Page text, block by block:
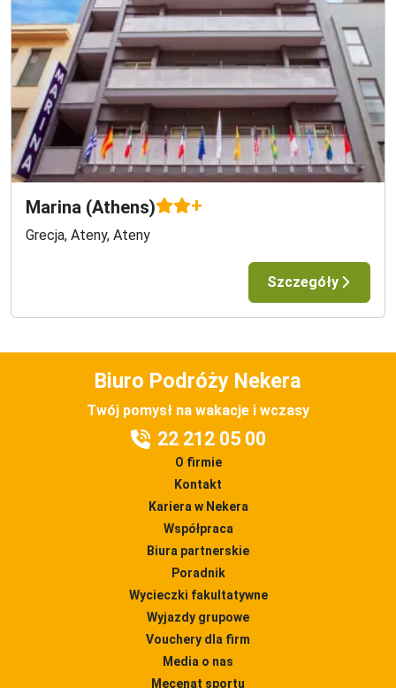
Marina (Athens) +
Grecja, Ateny, Ateny
Szczegóły
Biuro Podróży Nekera
Twój pomysł na wakacje i wczasy
22 212 05 00
O firmie
Kontakt
Kariera w Nekera
Współpraca
Biura partnerskie
Poradnik
Wycieczki fakultatywne
Wyjazdy grupowe
Vouchery dla firm
Media o nas
Mecenat sportu